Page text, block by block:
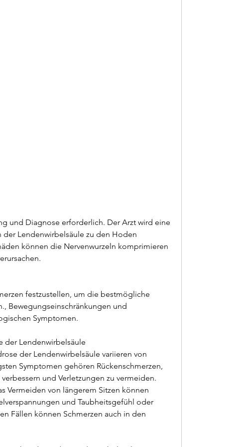
Lendenwirbelsäule zu den Hoden
können die Nervenwurzeln komprimieren
festzustellen, um die bestmögliche
Bewegungseinschränkungen und
Symptomen.
der Lendenwirbelsäule
der Lendenwirbelsäule variieren von
Symptomen gehören Rückenschmerzen,
und Verletzungen zu vermeiden.
Vermeiden von längerem Sitzen können
und Taubheitsgefühl oder
Fällen können Schmerzen auch in den